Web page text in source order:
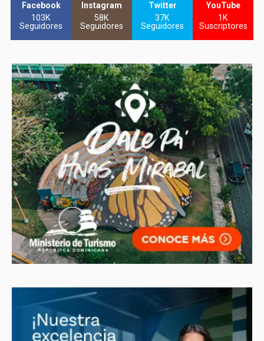
Facebook
103K
Seguidores
Instagram
58K
Seguidores
Twitter
37K
Seguidores
YouTube
1K
Suscriptores